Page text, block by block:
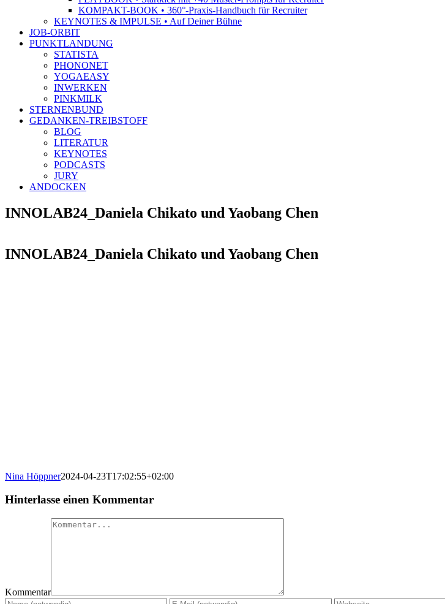
KOMPAKT-BOOK • 360°-Praxis-Handbuch für Recruiter
KEYNOTES & IMPULSE • Auf Deiner Bühne
JOB-ORBIT
PUNKTLANDUNG
STATISTA
PHONONET
YOGAEASY
INWERKEN
PINKMILK
STERNENBUND
GEDANKEN-TREIBSTOFF
BLOG
LITERATUR
KEYNOTES
PODCASTS
JURY
ANDOCKEN
INNOLAB24_Daniela Chikato und Yaobang Chen
INNOLAB24_Daniela Chikato und Yaobang Chen
Nina Höppner2024-04-23T17:02:55+02:00
Hinterlasse einen Kommentar
Kommentar